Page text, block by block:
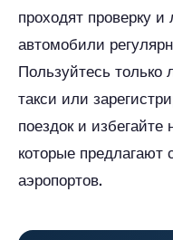
проходят проверку
автомобили
Пользуйтесь
такси или
поездок и
которые предлагают
аэропортов.